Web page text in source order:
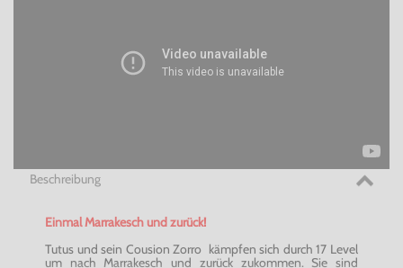
Beschreibung
Einmal Marrakesch und zurück!
Tutus und sein Cousion Zorro kämpfen sich durch 17 Level
um nach Marrakesch und zurück zukommen. Sie sind